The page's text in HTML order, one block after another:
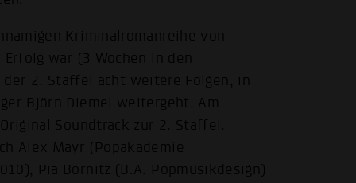
Kriminalromanreihe von
war (3 Wochen in den
2. Staffel acht weitere Folgen, in
Björn Diemel weitergeht. Am
Soundtrack zur 2. Staffel.
Alex Mayr (Popakademie
Pia Bornitz (B.A. Popmusikdesign)